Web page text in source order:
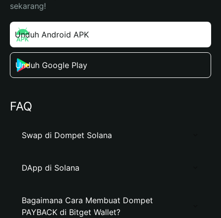
sekarang!
Unduh Android APK
Unduh Google Play
FAQ
Swap di Dompet Solana
DApp di Solana
Bagaimana Cara Membuat Dompet
PAYBACK di Bitget Wallet?